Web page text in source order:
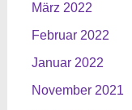
März 2022
Februar 2022
Januar 2022
November 2021